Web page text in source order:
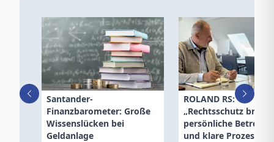
Santander-
Finanzbarometer: Große
Wissenslücken bei
Geldanlage
ROLAND RS:
„Rechtsschutz
persönliche
und klare Prozesse“